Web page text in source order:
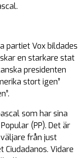
partiet Vox bildades
en starkare stat
presidenten
stort igen”
som har sina
(PP). Det är
från just
Ciudadanos. Vidare